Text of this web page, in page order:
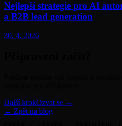
Nejlepší strategie pro AI
a B2B lead generation
30. 4. 2026
Další krokOzvat se →
← Zpět na blog